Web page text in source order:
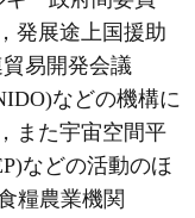
発展途上国援助
易開発会議
などの機構に
また宇宙空間平
などの活動のほ
糧農業機関